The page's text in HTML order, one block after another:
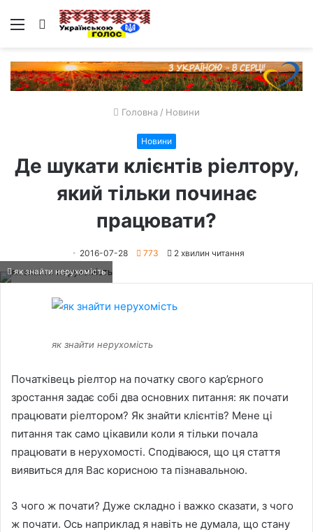
Меню Пошук
Головна / Новини
Новини
Де шукати клієнтів ріелтору,
який тільки починає
працювати?
2016-07-28 773 2 хвилин читання
як знайти нерухомість
як знайти нерухомість
Початківець ріелтор на початку свого кар’єрного
зростання задає собі два основних питання: як почати
працювати ріелтором? Як знайти клієнтів? Мене ці
питання так само цікавили коли я тільки почала
працювати в нерухомості. Сподіваюся, що ця стаття
виявиться для Вас корисною та пізнавальною.
З чого ж почати? Дуже складно і важко сказати, з чого
ж почати. Ось наприклад я навіть не думала, що стану